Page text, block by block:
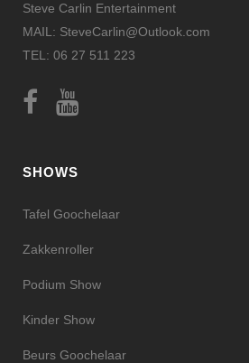
Steve Carlin Entertainment
MAIL: SteveCarlin@Outlook.com
TEL: 06 27 511 223
SHOWS
Tafel Goochelaar
Zakkenroller
Podium Show
Kinder Show
Beurs Goochelaar